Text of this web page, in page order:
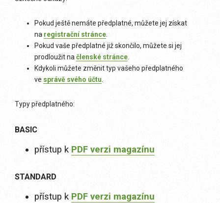
Pokud ještě nemáte předplatné, můžete jej získat
na registrační stránce
Pokud vaše předplatné již skončilo, můžete si jej
prodloužit na členské stránce
Kdykoli můžete změnit typ vašeho předplatného
ve správě svého účtu
Typy předplatného:
BASIC
přístup k PDF verzi magazínu
STANDARD
přístup k PDF verzi magazínu